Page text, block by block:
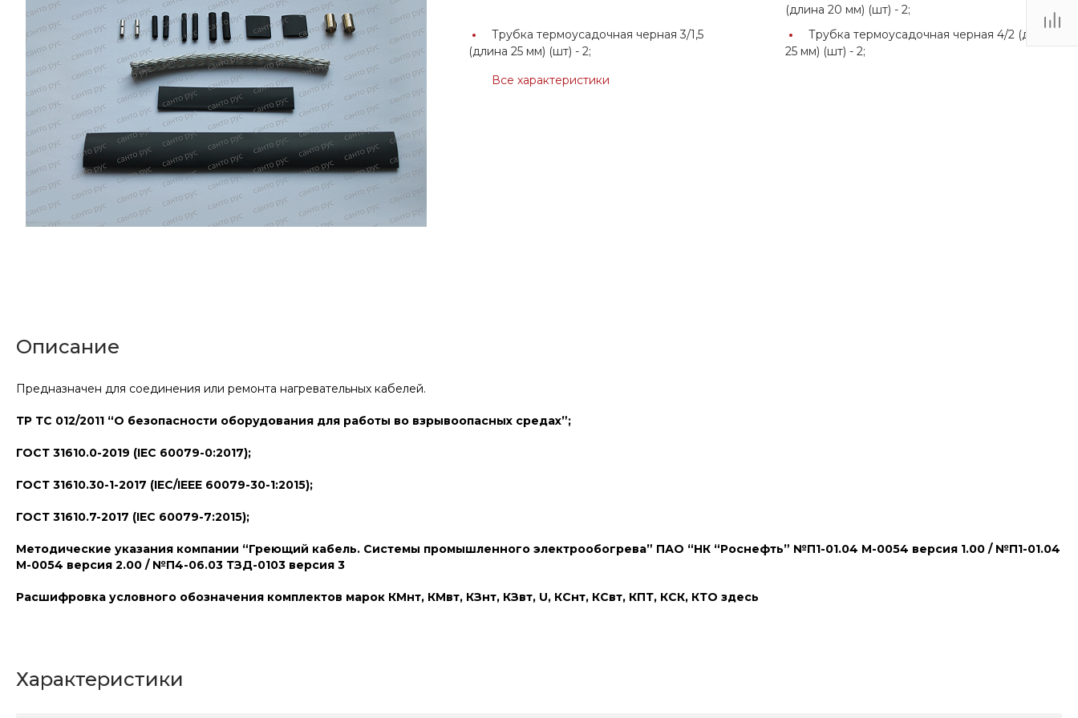
(длина 20 мм) (шт) -2;
Трубка термоусадочная черная 3/1,5
(длина 25 мм) (шт) -2;
Трубка термоусадочная черная 4/2 (длина
25 мм) (шт) -2;
Все характеристики
Описание
Предназначен для соединения или ремонта нагревательных кабелей.
ТР ТС 012/2011 “О безопасности оборудования для работы во взрывоопасных средах”;
ГОСТ 31610.0-2019 (IEC 60079-0:2017);
ГОСТ 31610.30-1-2017 (IEC/IEEE 60079-30-1:2015);
ГОСТ 31610.7-2017 (IEC 60079-7:2015);
Методические указания компании “Греющий кабель. Системы промышленного электрообогрева” ПАО “НК “Роснефть” №П1-01.04 М-0054 версия 1.00 / №П1-01.04
М-0054 версия 2.00 / №П4-06.03 ТЗД-0103 версия 3
Расшифровка условного обозначения комплектов марок КМнт, КМвт, КЗнт, КЗвт, U, КСнт, КСвт, КПТ, КСК, КТО здесь
Характеристики